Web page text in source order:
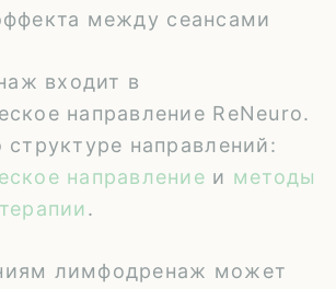
между сеансами
входит в
направление ReNeuro.
направлений:
направление и методы
.
лимфодренаж может